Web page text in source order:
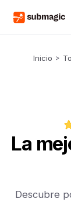
Inicio >
La
Descubre